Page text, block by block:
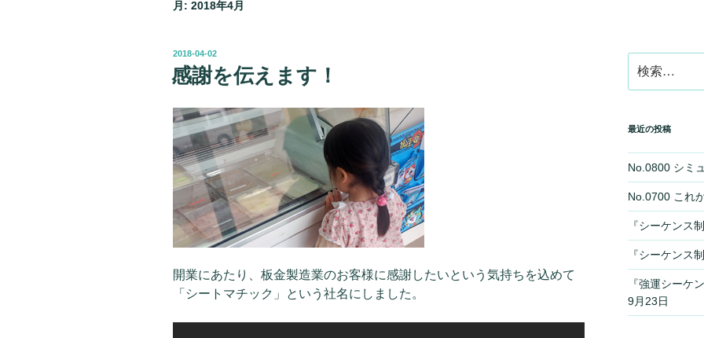
月: 2018年4月
投
日:
2018-04-02
感謝を伝えます！
開業にあたり、板金製造業のお客様に感謝したいという気持ちを込めて
「シートマチック」という社名にしました。
索:
最近の投稿
No.0800 シミ
No.0700 これ
『シーケンス
『シーケン
『強運シー
9月23日